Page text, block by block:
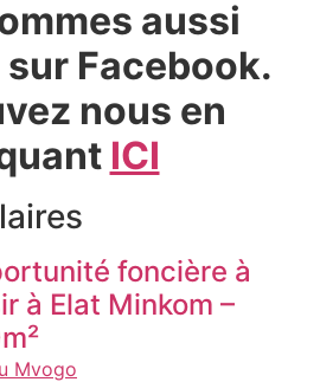
aussi
Facebook.
nous en
ICI
foncière à
à Elat Minkom –
Mvogo